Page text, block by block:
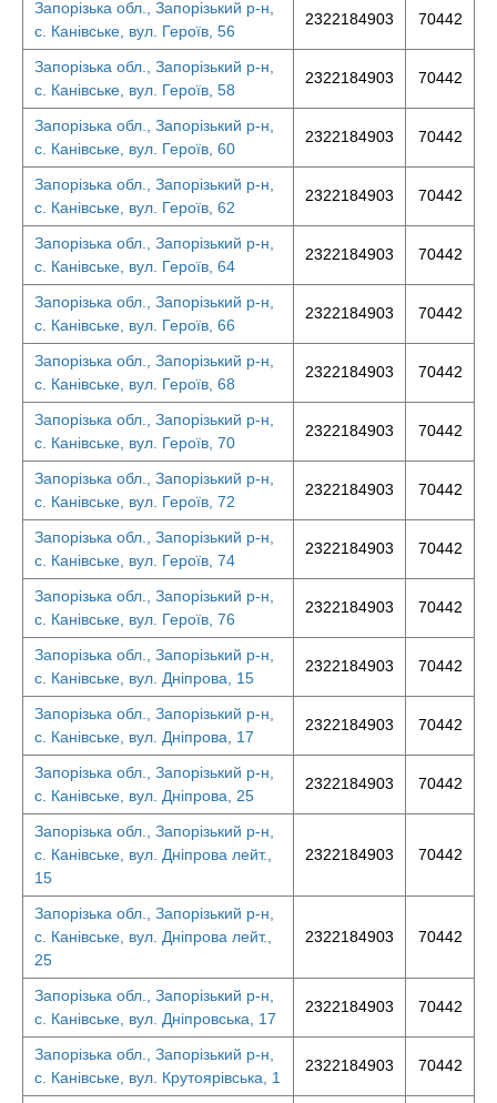
Запорізька обл., Запорізький р-н,
с. Канівське, вул. Героїв, 56
2322184903 70442
Запорізька обл., Запорізький р-н,
с. Канівське, вул. Героїв, 58
2322184903 70442
Запорізька обл., Запорізький р-н,
с. Канівське, вул. Героїв, 60
2322184903 70442
Запорізька обл., Запорізький р-н,
с. Канівське, вул. Героїв, 62
2322184903 70442
Запорізька обл., Запорізький р-н,
с. Канівське, вул. Героїв, 64
2322184903 70442
Запорізька обл., Запорізький р-н,
с. Канівське, вул. Героїв, 66
2322184903 70442
Запорізька обл., Запорізький р-н,
с. Канівське, вул. Героїв, 68
2322184903 70442
Запорізька обл., Запорізький р-н,
с. Канівське, вул. Героїв, 70
2322184903 70442
Запорізька обл., Запорізький р-н,
с. Канівське, вул. Героїв, 72
2322184903 70442
Запорізька обл., Запорізький р-н,
с. Канівське, вул. Героїв, 74
2322184903 70442
Запорізька обл., Запорізький р-н,
с. Канівське, вул. Героїв, 76
2322184903 70442
Запорізька обл., Запорізький р-н,
с. Канівське, вул. Дніпрова, 15
2322184903 70442
Запорізька обл., Запорізький р-н,
с. Канівське, вул. Дніпрова, 17
2322184903 70442
Запорізька обл., Запорізький р-н,
с. Канівське, вул. Дніпрова, 25
2322184903 70442
Запорізька обл., Запорізький р-н,
с. Канівське, вул. Дніпрова лейт.,
15
2322184903 70442
Запорізька обл., Запорізький р-н,
с. Канівське, вул. Дніпрова лейт.,
25
2322184903 70442
Запорізька обл., Запорізький р-н,
с. Канівське, вул. Дніпровська, 17
2322184903 70442
Запорізька обл., Запорізький р-н,
с. Канівське, вул. Крутоярівська, 1
2322184903 70442